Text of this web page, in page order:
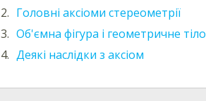
2. Головні аксіоми стереометрії
3. Об'ємна фігура і геометричне тіло
4. Деякі наслідки з аксіом